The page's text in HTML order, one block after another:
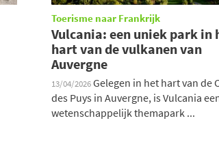
Toerisme naar Frankrijk
Vulcania: een uniek park in
hart van de vulkanen van
Auvergne
13/04/2026Gelegen in het hart van de
des Puys in Auvergne, is Vulcania
wetenschappelijk themapark ...